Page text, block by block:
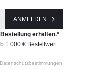
ANMELDEN
erhalten.*
1.000 € Bestellwert.